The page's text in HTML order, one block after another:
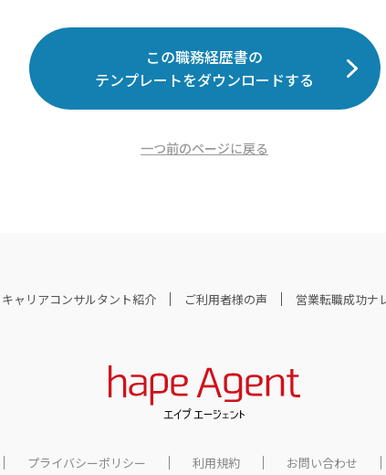
この職務経歴書の
テンプレートをダウンロードする
一つ前のページに戻る
キャリアコンサルタント紹介 ご利用者様の声 営業転職成功ナ
プライバシーポリシー 利用規約 お問い合わせ